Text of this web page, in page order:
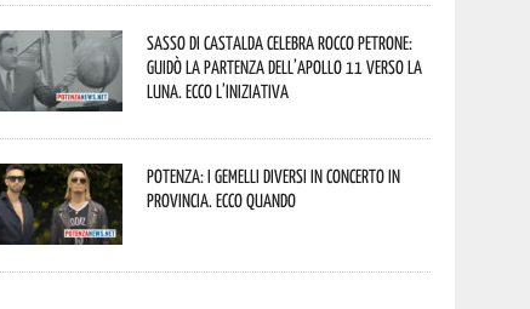
Sasso di Castalda celebra Rocco Petrone:
guidò la partenza dell’Apollo 11 verso la
Luna. Ecco l’iniziativa
Potenza: i Gemelli DiVersi in concerto in
provincia. Ecco quando